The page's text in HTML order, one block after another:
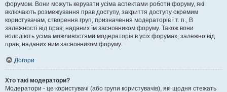
форумом. Вони можуть керувати усіма аспектами роботи форуму, які
включають розмежування прав доступу, закриття доступу окремим
користувачам, створення груп, призначення модераторів і т. п., В
залежності від прав, наданих їм засновником форуму. Також вони
володіють усіма можливостями модераторів в усіх форумах, залежно від
прав, наданих ним засновником форуму.
Догори
Хто такі модератори?
Модератори - це користувачі (або групи користувачів), які щодня стежать